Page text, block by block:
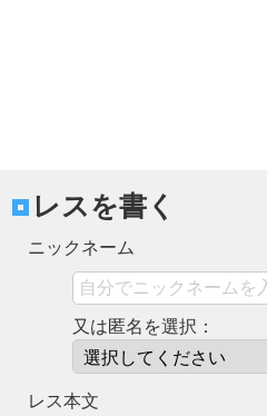
レスを書く
ニックネーム
又は匿名を選択：
レス本文